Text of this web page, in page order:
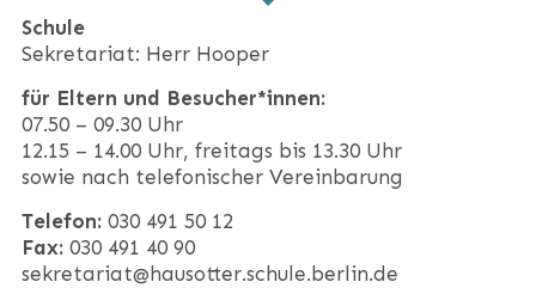
Schule
Sekretariat: Herr Hooper
für Eltern und Besucher*innen:
07.50 – 09.30 Uhr
12.15 – 14.00 Uhr, freitags bis 13.30 Uhr
sowie nach telefonischer Vereinbarung
Telefon: 030 491 50 12
Fax: 030 491 40 90
sekretariat@hausotter.schule.berlin.de